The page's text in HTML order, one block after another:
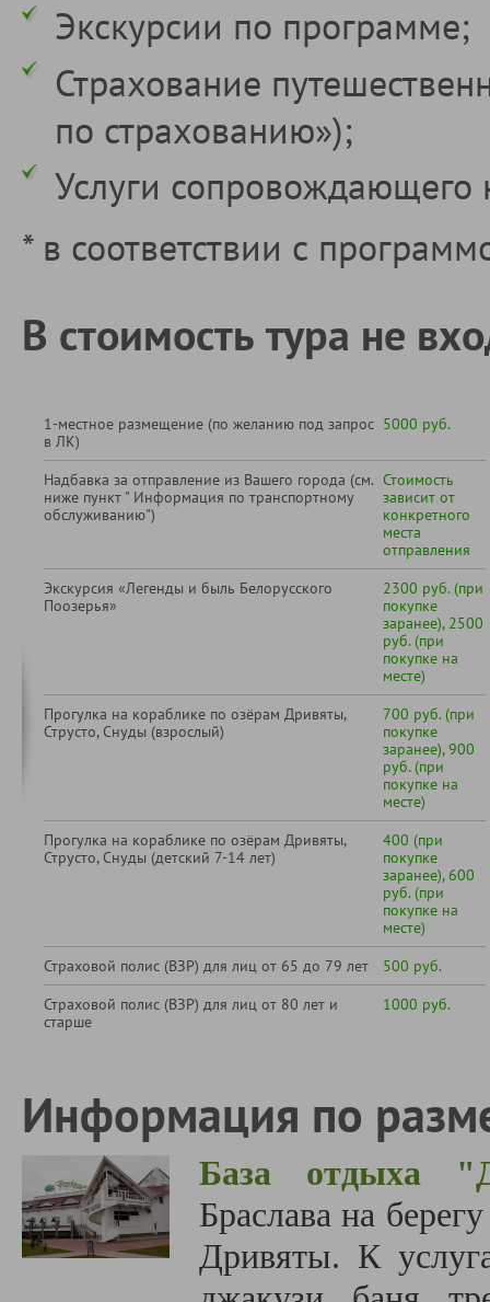
Экскурсии по программе;
Страхование
по страхованию»);
Услуги сопровождающего
* в соответствии с
В стоимость тура не
1-местное размещение (по желанию под запрос
в ЛК)
5000 руб.
Надбавка за отправление из Вашего города (см.
ниже пункт " Информация по транспортному
обслуживанию")
Стоимость
зависит от
конкретного
места
отправления
Экскурсия «Легенды и быль Белорусского
Поозерья»
2300 руб. (при
покупке
заранее), 2500
руб. (при
покупке на
месте)
Прогулка на кораблике по озёрам Дривяты,
Струсто, Снуды (взрослый)
700 руб. (при
покупке
заранее), 900
руб. (при
покупке на
месте)
Прогулка на кораблике по озёрам Дривяты,
Струсто, Снуды (детский 7-14 лет)
400 (при
покупке
заранее), 600
руб. (при
покупке на
месте)
Страховой полис (ВЗР) для лиц от 65 до 79 лет
500 руб.
Страховой полис (ВЗР) для лиц от 80 лет и
старше
1000 руб.
Информация по
База отдыха
Браслава на
Дривяты. К